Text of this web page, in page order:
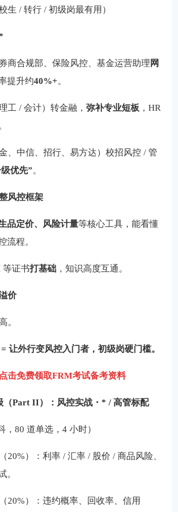
生 / 转行 / 初级岗最有用）
商合规部、保险风控、基金运营助理 网
提升约40%+。
工 / 会计）转金融， 弥补专业短板 ，HR
、中信、招行、易方达）校招风控 / 管
优先”。
风控框架
品定价、风险计量等核心工具，能看懂
流程。
等证书打基础，知识高度互通。
价
。
让外行变风控入门者，初级岗硬门槛。
击免费领取FRM考试备考资料
（Part II）：风控实战・* / 高管标配
，80 道单选，4 小时）
20%）：利率 / 汇率 / 股价 / 商品风险、
。
20%）：违约概率、回收率、信用